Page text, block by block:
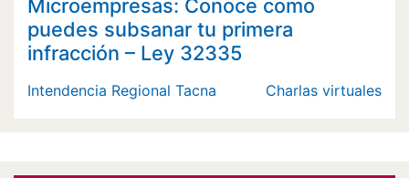
Microempresas: Conoce como
puedes subsanar tu primera
infracción – Ley 32335
Intendencia Regional Tacna Charlas virtuales